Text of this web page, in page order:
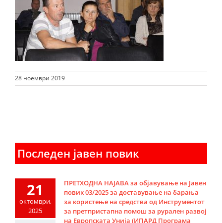
28 ноември 2019
Последен јавен повик
21
октомври,
2025
ПРЕТХОДНА НАЈАВА за објавување на Јавен
повик 03/2025 за доставување на барања
за користење на средства од Инструментот
за претпристапна помош за рурален развој
на Европската Унија (ИПАРД Програма